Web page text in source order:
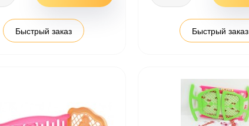
Быстрый заказ Быстрый заказ